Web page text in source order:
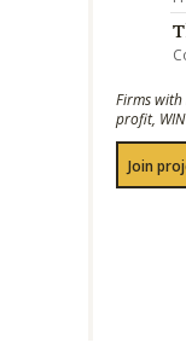
Firms with
profit,
Join